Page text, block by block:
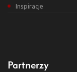
Inspiracje
Partnerzy